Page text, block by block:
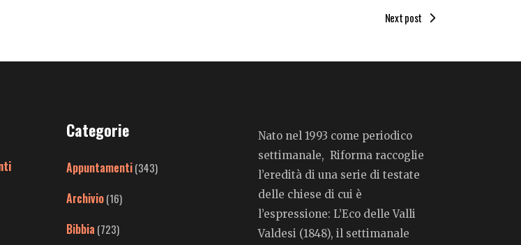
Next post
Categorie
Appuntamenti(343)
Archivio(16)
Bibbia (723)
Nato nel 1993 come periodico
settimanale, Riforma raccoglie
l’eredità di una serie di testate
delle chiese di cui è
l’espressione: L’Eco delle Valli
Valdesi (1848), il settimanale